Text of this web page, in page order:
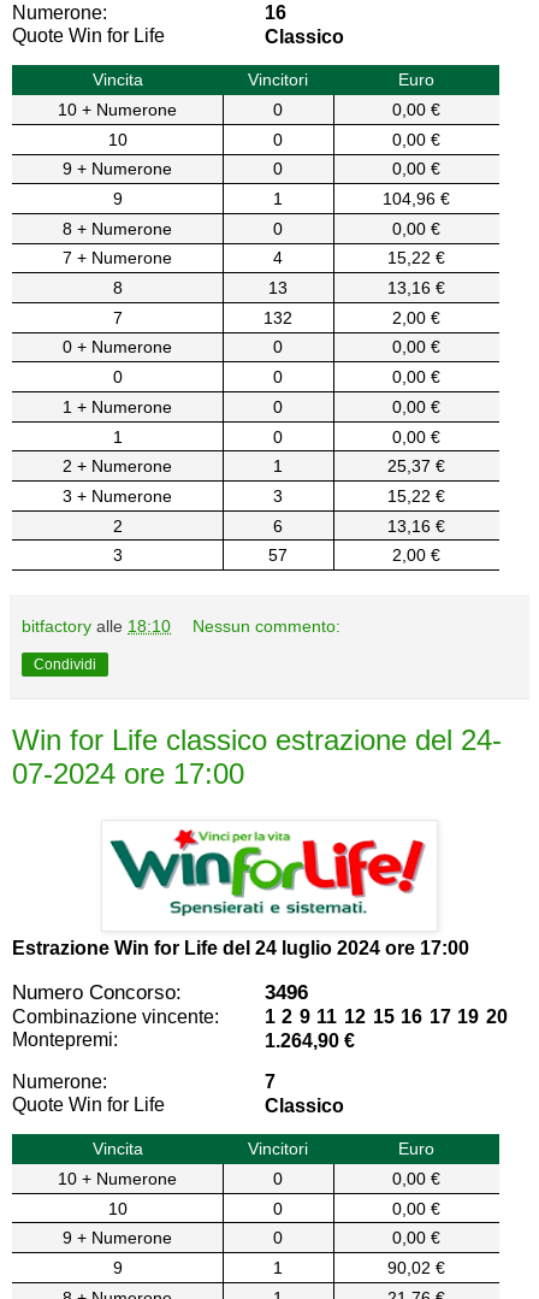
Numerone:
16
Quote Win for Life
Classico
Vincita Vincitori
Euro
10 + Numerone
0
0,00 €
10
0
0,00 €
9 + Numerone
0
0,00 €
9
1
104,96 €
8 + Numerone
0
0,00 €
7 + Numerone
4
15,22 €
8
13
13,16 €
7
132
2,00 €
0 + Numerone
0
0,00 €
0
0
0,00 €
1 + Numerone
0
0,00 €
1
0
0,00 €
2 + Numerone
1
25,37 €
3 + Numerone
3
15,22 €
2
6
13,16 €
3
57 2,00 €
bitfactory alle 18:10 Nessun commento:
Condividi
Win for Life classico estrazione del 24-
07-2024 ore 17:00
Estrazione Win for Life del 24 luglio 2024 ore 17:00
Numero Concorso: 3496
Combinazione vincente:
1 2 9 11 12 15 16 17 19 20
Montepremi:
1.264,90 €
Numerone:
7
Quote Win for Life
Classico
Vincita Vincitori
Euro
10 + Numerone
0
0,00 €
10
0
0,00 €
9 + Numerone
0
0,00 €
9
1
90,02 €